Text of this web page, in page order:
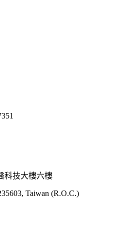
科技大樓六樓
Taiwan (R.O.C.)